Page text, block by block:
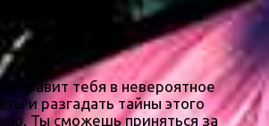
тебя в невероятное
и разгадать тайны этого
Ты сможешь приняться за